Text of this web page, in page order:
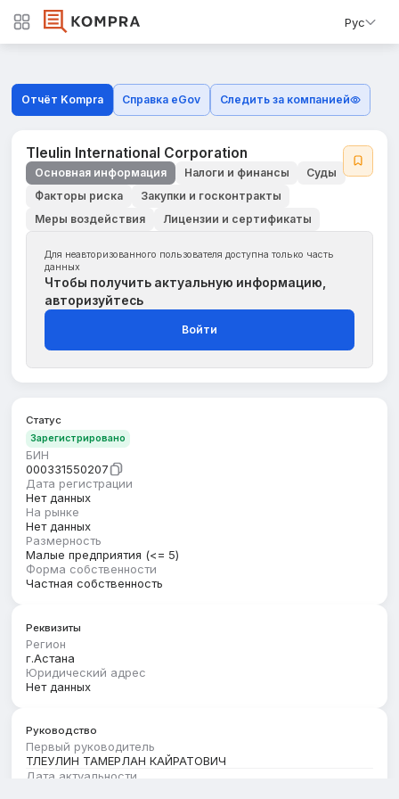
Рус
Отчёт Kompra Справка eGov Следить за компанией
Tleulin International Corporation
Основная информация Налоги и финансы
Суды
Факторы риска
Закупки и госконтракты
Меры воздействия
Лицензии и сертификаты
Для неавторизованного пользователя доступна только часть
данных
Чтобы получить актуальную информацию,
авторизуйтесь
Войти
Статус
Зарегистрировано
БИН
000331550207
Дата регистрации
Нет данных
На рынке
Нет данных
Размерность
Малые предприятия (<= 5)
Форма собственности
Частная собственность
Реквизиты
Регион
г.Астана
Юридический адрес
Нет данных
Руководство
Первый руководитель
ТЛЕУЛИН ТАМЕРЛАН КАЙРАТОВИЧ
Дата актуальности